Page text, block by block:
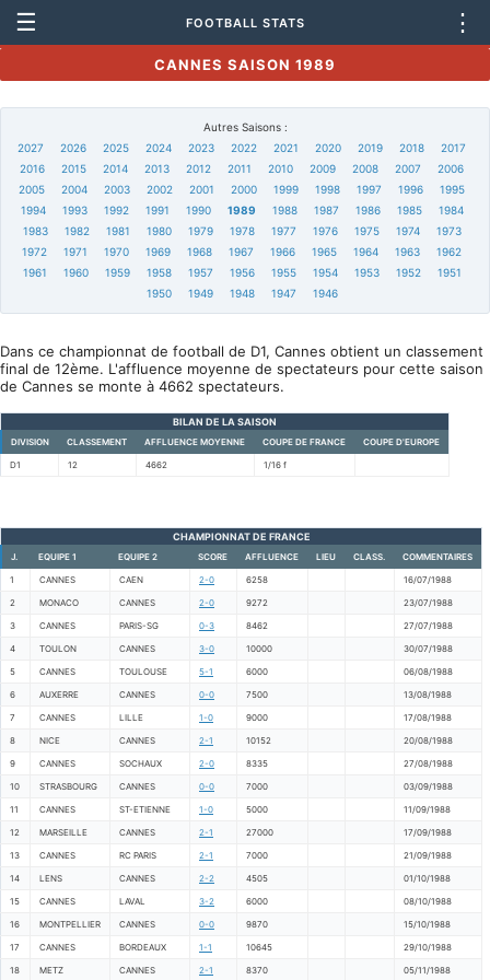
☰ FOOTBALL STATS ⋮
CANNES SAISON 1989
Autres Saisons :
2027
2026 2025 2024 2023 2022 2021 2020 2019 2018
2017
2016
2015 2014 2013 2012 2011 2010 2009 2008 2007
2006
2005
2004 2003 2002 2001 2000 1999 1998 1997 1996
1995
1994
1993 1992 1991 1990 1989 1988 1987 1986 1985
1984
1983
1982 1981 1980 1979 1978 1977 1976 1975 1974
1973
1972
1971 1970 1969 1968 1967 1966 1965 1964 1963
1962
1961
1960 1959 1958 1957 1956 1955 1954 1953 1952
1951
1950
1949 1948 1947 1946
Dans ce championnat de football de D1, Cannes obtient un classement
final de 12ème. L'affluence moyenne de spectateurs pour cette saison
de Cannes se monte à 4662 spectateurs.
BILAN DE LA SAISON
DIVISION CLASSEMENT AFFLUENCE MOYENNE COUPE DE FRANCE COUPE D'EUROPE
D1 12 4662 1/16 f
CHAMPIONNAT DE FRANCE
J. EQUIPE 1 EQUIPE 2 SCORE AFFLUENCE LIEU CLASS. COMMENTAIRES
1 CANNES CAEN 2-0 6258 16/07/1988
2 MONACO CANNES 2-0 9272 23/07/1988
3 CANNES PARIS-SG 0-3 8462 27/07/1988
4 TOULON CANNES 3-0 10000 30/07/1988
5 CANNES TOULOUSE 5-1 6000 06/08/1988
6 AUXERRE CANNES 0-0 7500 13/08/1988
7 CANNES LILLE 1-0 9000 17/08/1988
8 NICE CANNES 2-1 10152 20/08/1988
9 CANNES SOCHAUX 2-0 8335 27/08/1988
10 STRASBOURG CANNES 0-0 7000 03/09/1988
11 CANNES ST-ETIENNE 1-0 5000 11/09/1988
12 MARSEILLE CANNES 2-1 27000 17/09/1988
13 CANNES RC PARIS 2-1 7000 21/09/1988
14 LENS CANNES 2-2 4505 01/10/1988
15 CANNES LAVAL 3-2 6000 08/10/1988
16 MONTPELLIER CANNES 0-0 9870 15/10/1988
17 CANNES BORDEAUX 1-1 10645 29/10/1988
18 METZ CANNES 2-1 8370 05/11/1988